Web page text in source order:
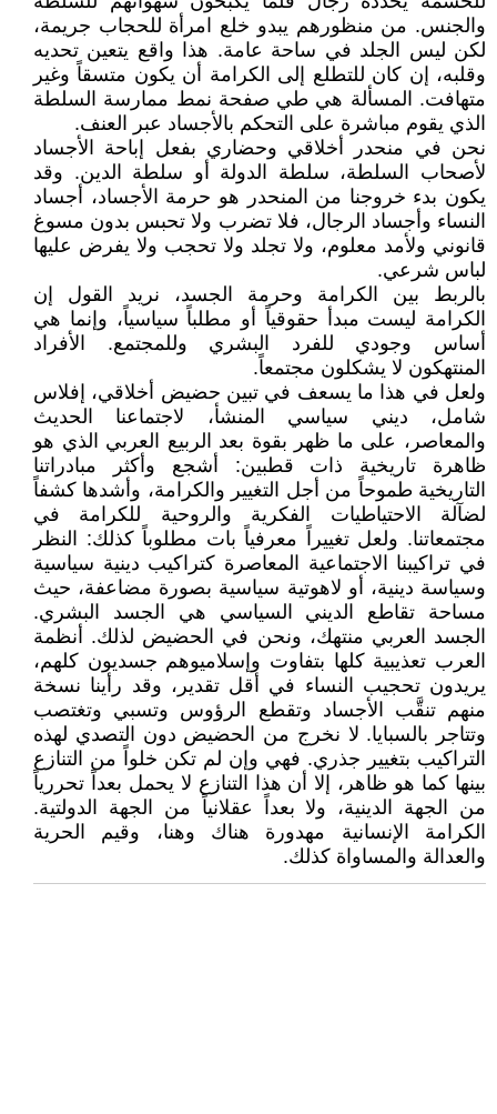
والجنس. من منظورهم يبدو خلع امرأة للحجاب جريمة،
لكن ليس الجلد في ساحة عامة. هذا واقع يتعين تحديه
وقلبه، إن كان للتطلع إلى الكرامة أن يكون متسقاً وغير
متهافت. المسألة هي طي صفحة نمط ممارسة السلطة
الذي يقوم مباشرة على التحكم بالأجساد عبر العنف.
نحن في منحدر أخلاقي وحضاري بفعل إباحة الأجساد
لأصحاب السلطة، سلطة الدولة أو سلطة الدين. وقد
يكون بدء خروجنا من المنحدر هو حرمة الأجساد، أجساد
النساء وأجساد الرجال، فلا تضرب ولا تحبس بدون مسوغ
قانوني ولأمد معلوم، ولا تجلد ولا تحجب ولا يفرض عليها
لباس شرعي.
بالربط بين الكرامة وحرمة الجسد، نريد القول إن
الكرامة ليست مبدأ حقوقياً أو مطلباً سياسياً، وإنما هي
أساس وجودي للفرد البشري وللمجتمع. الأفراد
المنتهكون لا يشكلون مجتمعاً.
ولعل في هذا ما يسعف في تبين حضيض أخلاقي، إفلاس
شامل، ديني سياسي المنشأ، لاجتماعنا الحديث
والمعاصر، على ما ظهر بقوة بعد الربيع العربي الذي هو
ظاهرة تاريخية ذات قطبين: أشجع وأكثر مبادراتنا
التاريخية طموحاً من أجل التغيير والكرامة، وأشدها كشفاً
لضآلة الاحتياطيات الفكرية والروحية للكرامة في
مجتمعاتنا. ولعل تغييراً معرفياً بات مطلوباً كذلك: النظر
في تراكيبنا الاجتماعية المعاصرة كتراكيب دينية سياسية
وسياسة دينية، أو لاهوتية سياسية بصورة مضاعفة، حيث
مساحة تقاطع الديني السياسي هي الجسد البشري.
الجسد العربي منتهك، ونحن في الحضيض لذلك. أنظمة
العرب تعذيبية كلها بتفاوت وإسلاميوهم جسديون كلهم،
يريدون تحجيب النساء في أقل تقدير، وقد رأينا نسخة
منهم تنقَّب الأجساد وتقطع الرؤوس وتسبي وتغتصب
وتتاجر بالسبايا. لا نخرج من الحضيض دون التصدي لهذه
التراكيب بتغيير جذري. فهي وإن لم تكن خلواً من التنازع
بينها كما هو ظاهر، إلا أن هذا التنازع لا يحمل بعداً تحررياً
من الجهة الدينية، ولا بعداً عقلانياً من الجهة الدولتية.
الكرامة الإنسانية مهدورة هناك وهنا، وقيم الحرية
والعدالة والمساواة كذلك.